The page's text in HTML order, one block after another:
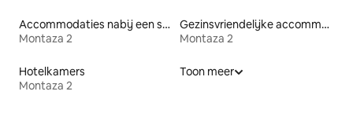
Accommodaties nabij een strand
Montaza 2
Gezinsvriendelijke accommodaties
Montaza 2
Hotelkamers
Montaza 2
Toon meer